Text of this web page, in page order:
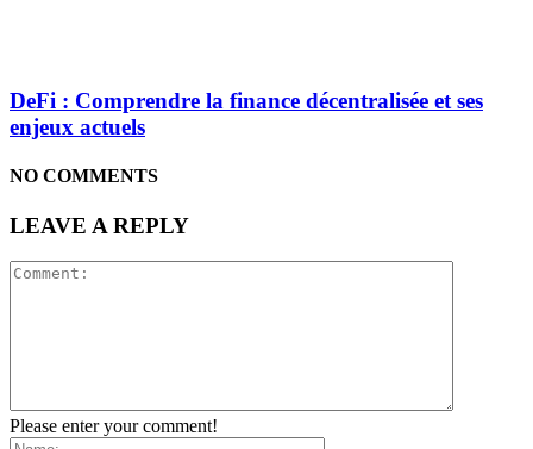
DeFi : Comprendre la finance décentralisée et ses
enjeux actuels
NO COMMENTS
LEAVE A REPLY
Please enter your comment!